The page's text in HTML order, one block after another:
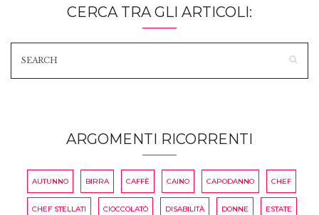
CERCA TRA GLI ARTICOLI:
ARGOMENTI RICORRENTI
AUTUNNO BIRRA CAFFÈ CAINO CAPODANNO CHEF
CHEF STELLATI CIOCCOLATÒ DISABILITÀ DONNE ESTATE